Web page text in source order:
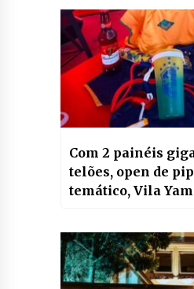
Com 2 painéis
telões, open de
temático, Vila